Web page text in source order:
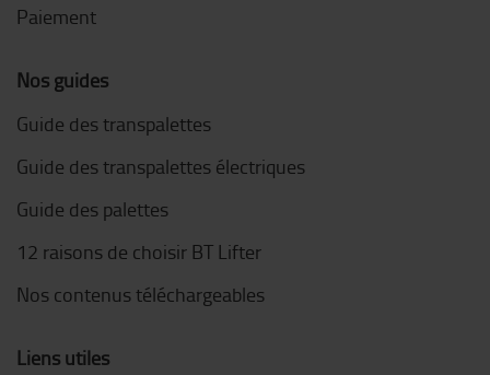
Paiement
Nos guides
Guide des transpalettes
Guide des transpalettes électriques
Guide des palettes
12 raisons de choisir BT Lifter
Nos contenus téléchargeables
Liens utiles